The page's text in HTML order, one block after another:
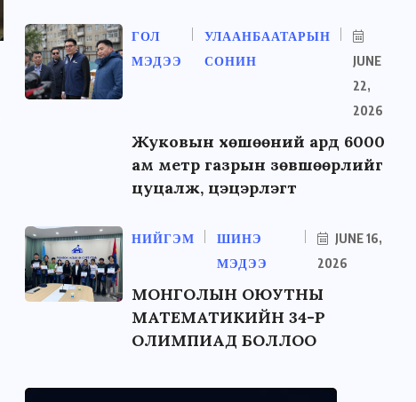
ГОЛ
МЭДЭЭ
УЛААНБААТАРЫН
СОНИН
JUNE
22,
2026
Жуковын хөшөөний ард 6000
ам метр газрын зөвшөөрлийг
цуцалж, цэцэрлэгт
НИЙГЭМ
ШИНЭ
МЭДЭЭ
JUNE 16,
2026
МОНГОЛЫН ОЮУТНЫ
МАТЕМАТИКИЙН 34-Р
ОЛИМПИАД БОЛЛОО